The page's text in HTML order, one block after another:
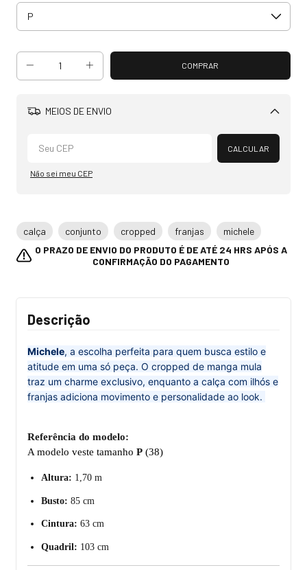
MEIOS DE ENVIO
Alterar CEP
CALCULAR
Não sei meu CEP
calça conjunto cropped franjas
michele
O PRAZO DE ENVIO DO PRODUTO É DE ATÉ 24 HRS APÓS A
CONFIRMAÇÃO DO PAGAMENTO
Descrição
Michele, a escolha perfeita para quem busca estilo e
atitude em uma só peça. O cropped de manga mula
traz um charme exclusivo, enquanto a calça com ilhós e
franjas adiciona movimento e personalidade ao look.
Referência do modelo:
A modelo veste tamanho P (38)
Altura: 1,70 m
Busto: 85 cm
Cintura: 63 cm
Quadril: 103 cm